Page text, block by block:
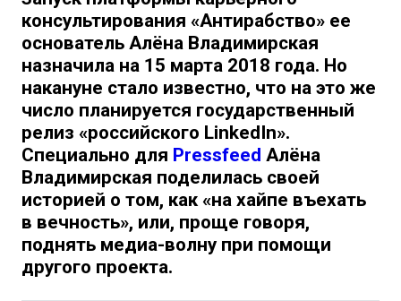
консультирования «Антирабство» ее
основатель Алёна Владимирская
назначила на 15 марта 2018 года. Но
накануне стало известно, что на это же
число планируется государственный
релиз «российского LinkedIn».
Специально для Pressfeed Алёна
Владимирская поделилась своей
историей о том, как «на хайпе въехать
в вечность», или, проще говоря,
поднять медиа-волну при помощи
другого проекта.